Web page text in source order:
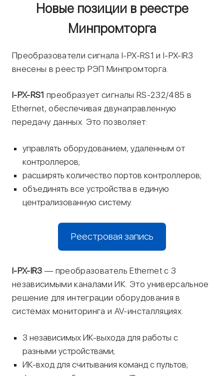
Новые позиции в реестре
Минпромторга
Преобразователи сигнала I-PX-RS1 и I-PX-IR3
внесены в реестр РЭП Минпромторга.
I-PX-RS1 преобразует сигналы RS-232/485 в
Ethernet, обеспечивая двунаправленную
передачу данных. Это позволяет:
управлять оборудованием, удаленным от
контроллеров;
расширять количество портов контроллеров;
объединять все устройства в единую
централизованную систему.
Реестровая запись
I-PX-IR3 — преобразователь Ethernet с 3
независимыми каналами ИК. Это универсальное
решение для интеграции оборудования в
системах мониторинга и AV-инсталляциях.
3 независимых ИК-выхода для работы с
разными устройствами;
ИК-вход для считывания команд с пультов;